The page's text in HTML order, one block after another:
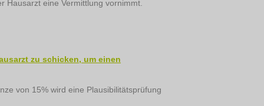
Hausarzt eine Vermittlung vornimmt.
zu schicken, um einen
von 15% wird eine Plausibilitätsprüfung